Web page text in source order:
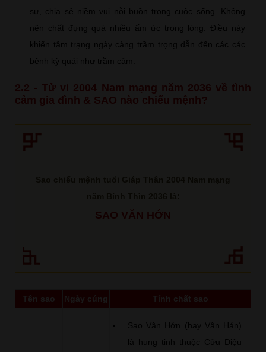
sự, chia sẻ niềm vui nỗi buồn trong cuộc sống. Không
nên chất đựng quá nhiều ấm ức trong lòng. Điều này
khiến tâm trạng ngày càng trầm trọng dẫn đến các các
bệnh kỳ quái như trầm cảm.
2.2 - Tử vi 2004 Nam mạng năm 2036 về tình
cảm gia đình & SAO nào chiếu mệnh?
SAO VĂN HỚN
Tên sao Ngày cúng Tính chất sao
Sao Vân Hớn (hay Vân Hán)
là hung tinh thuộc Cửu Diệu